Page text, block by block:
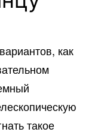
как
такое